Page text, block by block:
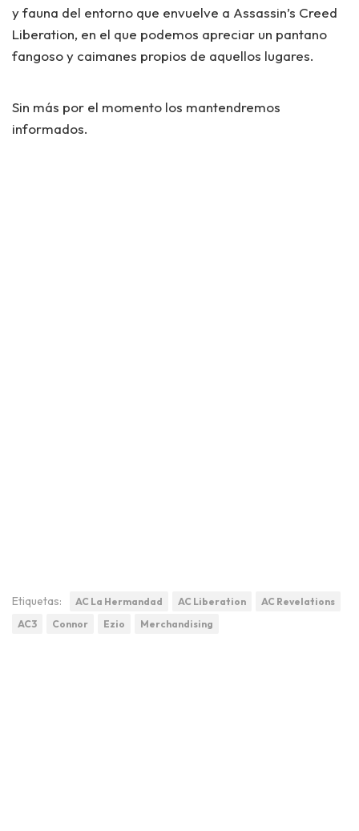
y fauna del entorno que envuelve a Assassin’s Creed
Liberation, en el que podemos apreciar un pantano
fangoso y caimanes propios de aquellos lugares.
Sin más por el momento los mantendremos
informados.
Etiquetas: AC La Hermandad AC Liberation
AC Revelations
AC3
Connor Ezio Merchandising